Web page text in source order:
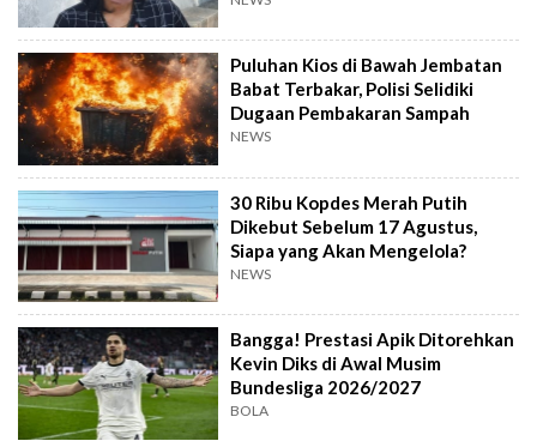
Puluhan Kios di Bawah Jembatan
Babat Terbakar, Polisi Selidiki
Dugaan Pembakaran Sampah
NEWS
30 Ribu Kopdes Merah Putih
Dikebut Sebelum 17 Agustus,
Siapa yang Akan Mengelola?
NEWS
Bangga! Prestasi Apik Ditorehkan
Kevin Diks di Awal Musim
Bundesliga 2026/2027
BOLA